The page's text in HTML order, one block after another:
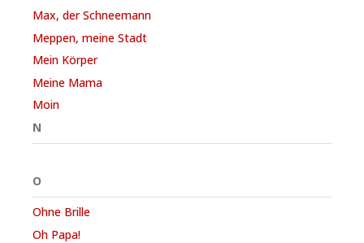
Max, der Schneemann
Meppen, meine Stadt
Mein Körper
Meine Mama
Moin
N
O
Ohne Brille
Oh Papa!